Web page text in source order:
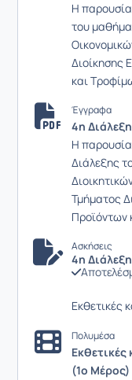
Η
του
Διοίκησης
και
Έγγραφα
4η
Η
Διάλεξης
Τμήματος
Προϊόντων
Ασκήσεις
4η
Εκθετικές
Πολυμέσα
Εκθετικές
(1ο Μέρος)